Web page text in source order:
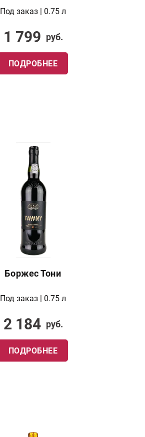
Под заказ | 0.75 л
1 799 руб.
ПОДРОБНЕЕ
Боржес Тони
Под заказ | 0.75 л
2 184 руб.
ПОДРОБНЕЕ